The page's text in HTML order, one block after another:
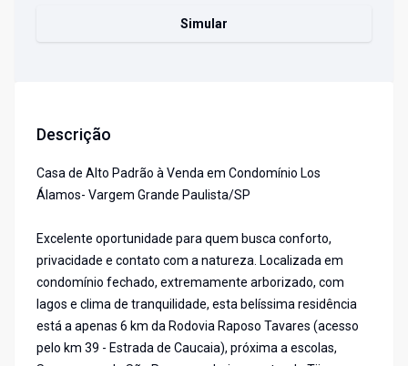
Simular
Descrição
Casa de Alto Padrão à Venda em Condomínio Los
Álamos- Vargem Grande Paulista/SP
Excelente oportunidade para quem busca conforto,
privacidade e contato com a natureza. Localizada em
condomínio fechado, extremamente arborizado, com
lagos e clima de tranquilidade, esta belíssima residência
está a apenas 6 km da Rodovia Raposo Tavares (acesso
pelo km 39 - Estrada de Caucaia), próxima a escolas,